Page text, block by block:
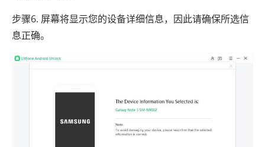
步骤6. 屏幕将显示您的设备详细信息，因此请确保所选信
息正确。